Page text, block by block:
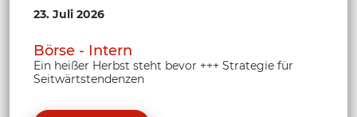
23. Juli 2026
Börse - Intern
Ein heißer Herbst steht bevor +++ Strategie für
Seitwärtstendenzen